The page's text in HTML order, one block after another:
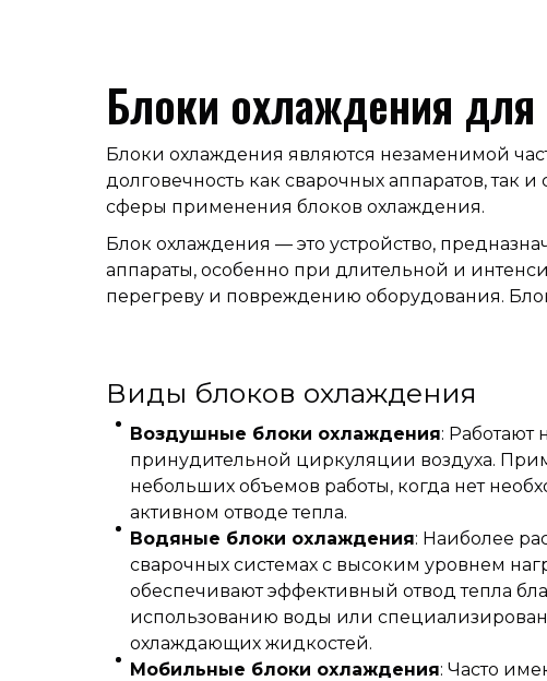
Блоки охлаждения для
Блоки охлаждения являются незаменимой
долговечность как сварочных аппаратов, так
сферы применения блоков охлаждения.
Блок охлаждения — это устройство,
аппараты, особенно при длительной и
перегреву и повреждению оборудования.
Виды блоков охлаждения
Воздушные блоки охлаждения: Работают
принудительной циркуляции воздуха.
небольших объемов работы, когда нет
активном отводе тепла.
Водяные блоки охлаждения: Наиболее
сварочных системах с высоким уровнем
обеспечивают эффективный отвод тепла
использованию воды или
охлаждающих жидкостей.
Мобильные блоки охлаждения: Часто